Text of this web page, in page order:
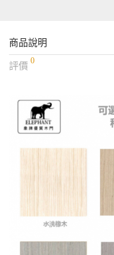
商品說明
評價
0